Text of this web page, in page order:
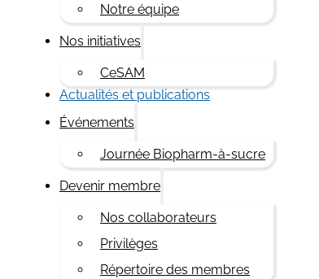
Notre équipe
Nos initiatives
CeSAM
Actualités et publications
Événements
Journée Biopharm-à-sucre
Devenir membre
Nos collaborateurs
Privilèges
Répertoire des membres